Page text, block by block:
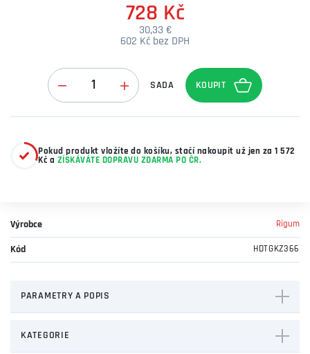
728 Kč
30,33 €
602 Kč bez DPH
SADA
Pokud produkt vložíte do košíku, stačí nakoupit už jen za 1 572
Kč a ZÍSKÁVÁTE DOPRAVU ZDARMA PO ČR.
Výrobce Rigum
Kód HDTGKZ366
PARAMETRY A POPIS
KATEGORIE